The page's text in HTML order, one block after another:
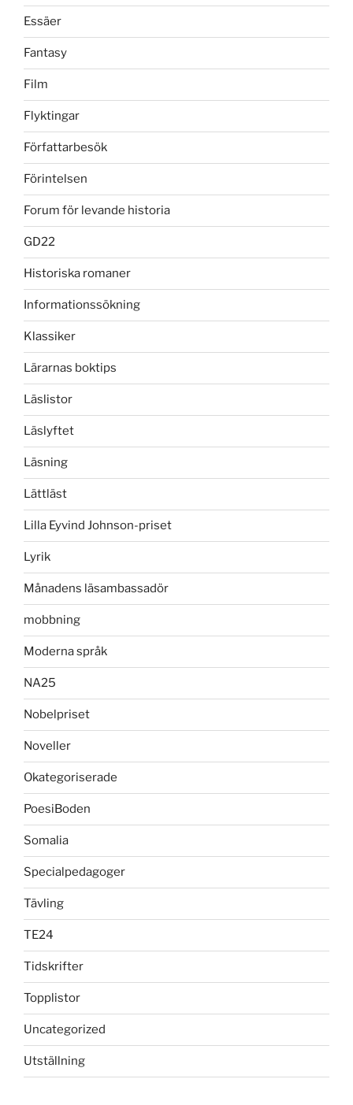
Essäer
Fantasy
Film
Flyktingar
Författarbesök
Förintelsen
Forum för levande historia
GD22
Historiska romaner
Informationssökning
Klassiker
Lärarnas boktips
Läslistor
Läslyftet
Läsning
Lättläst
Lilla Eyvind Johnson-priset
Lyrik
Månadens läsambassadör
mobbning
Moderna språk
NA25
Nobelpriset
Noveller
Okategoriserade
PoesiBoden
Somalia
Specialpedagoger
Tävling
TE24
Tidskrifter
Topplistor
Uncategorized
Utställning